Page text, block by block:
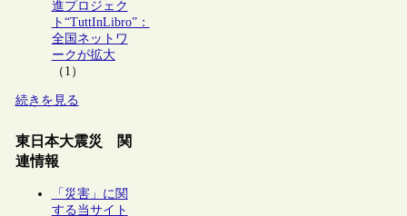
進プロジェク
ト“TuttInLibro”：
全国ネットワ
ークが拡大
（1）
続きを見る
東日本大震災 関
連情報
「災害」に関
する当サイト